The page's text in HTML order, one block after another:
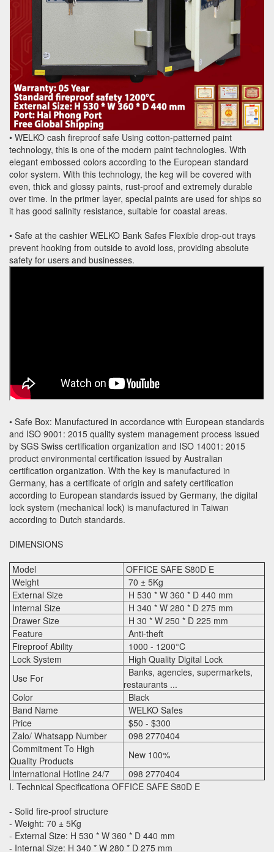
• WELKO cash fireproof safe Using cotton-patterned paint
technology, this is one of the modern paint technologies. With
elegant embossed colors according to the European standard
color system. With this technology, the keg will be covered with
even, thick and glossy paints, rust-proof and extremely durable
over time. In the primer layer, special paints are used for ships so
it has good salinity resistance, suitable for coastal areas.
• Safe at the cashier WELKO Bank Safes Flexible drop-out trays
prevent hooking from outside to avoid loss, providing absolute
safety for users and businesses.
• Safe Box: Manufactured in accordance with European standards
and ISO 9001: 2015 quality system management process issued
by SGS Swiss certification organization and ISO 14001: 2015
product environmental certification issued by Australian
certification organization. With the key is manufactured in
Germany, has a certificate of origin and safety certification
according to European standards issued by Germany, the digital
lock system (mechanical lock) is manufactured in Taiwan
according to Dutch standards.
DIMENSIONS
Model
OFFICE SAFE S80D E
Weight
70 ± 5Kg
External Size
H 530 * W 360 * D 440 mm
Internal Size
H 340 * W 280 * D 275 mm
Drawer Size
H 30 * W 250 * D 225 mm
Feature
Anti-theft
Fireproof Ability
1000 - 1200°C
Lock System
High Quality Digital Lock
Use For
Banks, agencies, supermarkets,
restaurants ...
Color
Black
Band Name
WELKO Safes
Price
$50 - $300
Zalo/ Whatsapp Number
098 2770404
Commitment To High
Quality Products
New 100%
International Hotline 24/7
098 2770404
I. Technical Specificationa OFFICE SAFE S80D E
- Solid fire-proof structure
- Weight: 70 ± 5Kg
- External Size: H 530 * W 360 * D 440 mm
- Internal Size: H 340 * W 280 * D 275 mm